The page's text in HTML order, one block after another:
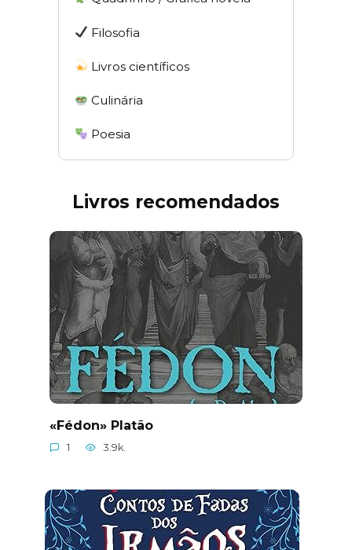
Filosofia
Livros científicos
Culinária
Poesia
Livros recomendados
«Fédon» Platão
1 3.9k.